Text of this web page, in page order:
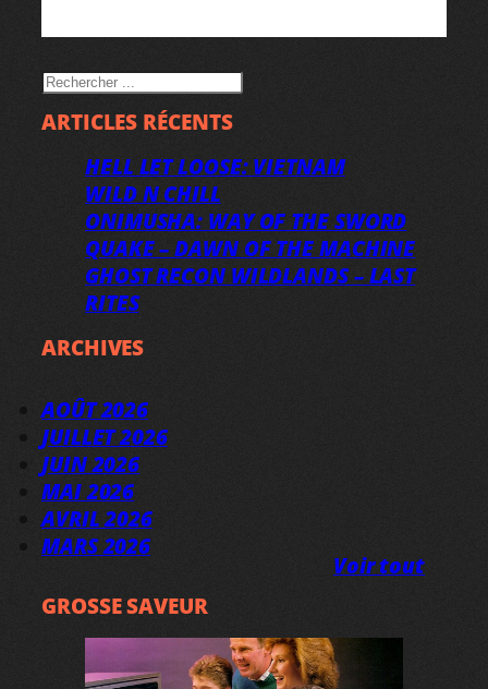
RECHERCHER
ARTICLES RÉCENTS
HELL LET LOOSE: VIETNAM
WILD N CHILL
ONIMUSHA: WAY OF THE SWORD
QUAKE – DAWN OF THE MACHINE
GHOST RECON WILDLANDS – LAST
RITES
ARCHIVES
AOÛT 2026
JUILLET 2026
JUIN 2026
MAI 2026
AVRIL 2026
MARS 2026
Voir tout
GROSSE SAVEUR